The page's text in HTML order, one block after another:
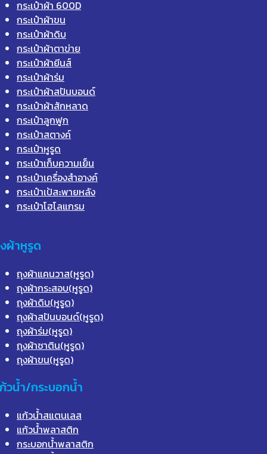
กระเป๋าผ้า 600D
กระเป๋าผ้าขน
กระเป๋าผ้าดิบ
กระเป๋าผ้าตาข่าย
กระเป๋าผ้ายีนส์
กระเป๋าผ้าร่ม
กระเป๋าผ้าสปันบอนด์
กระเป๋าผ้าสักหลาด
กระเป๋าลูกฟูก
กระเป๋าสตางค์
กระเป๋าหูรูด
กระเป๋าเก็บความเย็น
กระเป๋าเครื่องสำอางค์
กระเป๋าเป้สะพายหลัง
กระเป๋าโฮโลแกรม
ผ้าหูรูด
ถุงผ้าแคนวาส(หูรูด)
ถุงผ้ากระสอบ(หูรูด)
ถุงผ้าดิบ(หูรูด)
ถุงผ้าสปันบอนด์(หูรูด)
ถุงผ้าร่ม(หูรูด)
ถุงผ้าซาติน(หูรูด)
ถุงผ้าขน(หูรูด)
วน้ำ/กระบอกน้ำ
แก้วน้ำสแตนเลส
แก้วน้ำพลาสติก
กระบอกน้ำพลาสติก